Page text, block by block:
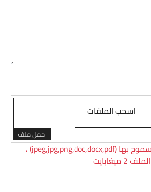
اسحب الملفات
حمل ملف
أنواع الملفات المسموح بها (jpeg,jpg,png,doc,docx,pdf) ،